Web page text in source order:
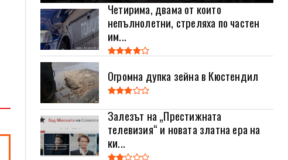
Четирима, двама от които
непълнолетни, стреляха по частен
им...
Огромна дупка зейна в Кюстендил
Залезът на „Престижната
телевизия“ и новата златна ера на
ки...